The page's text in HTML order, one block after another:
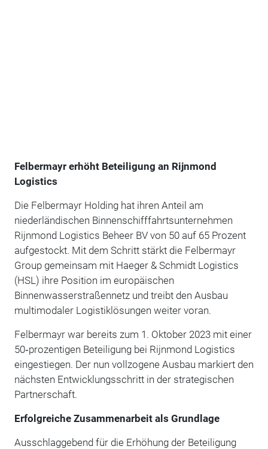
Felbermayr erhöht Beteiligung an Rijnmond
Logistics
Die Felbermayr Holding hat ihren Anteil am
niederländischen Binnenschifffahrtsunternehmen
Rijnmond Logistics Beheer BV von 50 auf 65 Prozent
aufgestockt. Mit dem Schritt stärkt die Felbermayr
Group gemeinsam mit Haeger & Schmidt Logistics
(HSL) ihre Position im europäischen
Binnenwasserstraßennetz und treibt den Ausbau
multimodaler Logistiklösungen weiter voran.
Felbermayr war bereits zum 1. Oktober 2023 mit einer
50‑prozentigen Beteiligung bei Rijnmond Logistics
eingestiegen. Der nun vollzogene Ausbau markiert den
nächsten Entwicklungsschritt in der strategischen
Partnerschaft.
Erfolgreiche Zusammenarbeit als Grundlage
Ausschlaggebend für die Erhöhung der Beteiligung